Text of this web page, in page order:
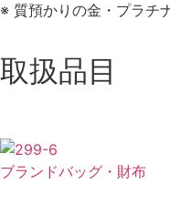
※ 質預かりの金・プラチ
取扱品目
ブランドバッグ・財布